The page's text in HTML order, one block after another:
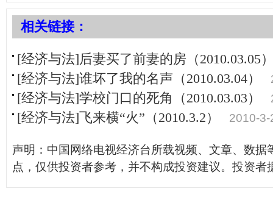
相关链接：
[经济与法]后妻买了前妻的房（2010.03.05
[经济与法]谁坏了我的名声（2010.03.04）
[经济与法]学校门口的死角（2010.03.03）
[经济与法]飞来横“火”（2010.3.2） 2010-3-
声明：中国网络电视经济台所载视频、文章、数据
点，仅供投资者参考，并不构成投资建议。投资者